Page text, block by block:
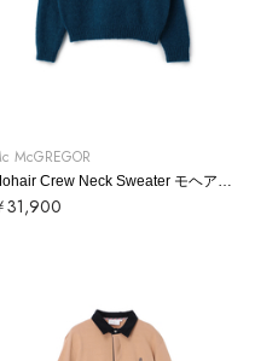
McGREGOR
Mohair Crew Neck Sweater モヘアクルーネックニット
31,900